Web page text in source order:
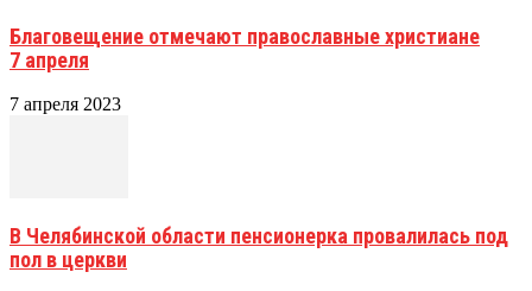
Благовещение отмечают православные христиане
7 апреля
7 апреля 2023
В Челябинской области пенсионерка провалилась под
пол в церкви